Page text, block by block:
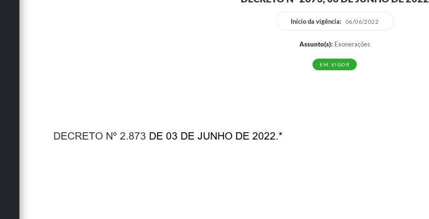
Início da vigência: 06/06/2022
Assunto(s): Exonerações
EM VIGOR
DECRETO Nº 2.873 DE 03 DE JUNHO DE 2022.*